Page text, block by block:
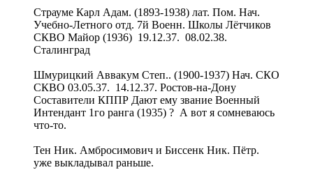
Страуме Карл Адам. (1893-1938) лат. Пом. Нач.
Учебно-Летного отд. 7й Военн. Школы Лётчиков
СКВО Майор (1936) 19.12.37. 08.02.38.
Сталинград
Шмурицкий Аввакум Степ.. (1900-1937) Нач. СКО
СКВО 03.05.37. 14.12.37. Ростов-на-Дону
Составители КППР Дают ему звание Военный
Интендант 1го ранга (1935) ? А вот я сомневаюсь
что-то.
Тен Ник. Амбросимович и Биссенк Ник. Пётр.
уже выкладывал раньше.